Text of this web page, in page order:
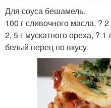
Для соуса бешамель.
100 г сливочного масла, ?
2, 5 г мускатного ореха, ?
белый перец по вкусу.